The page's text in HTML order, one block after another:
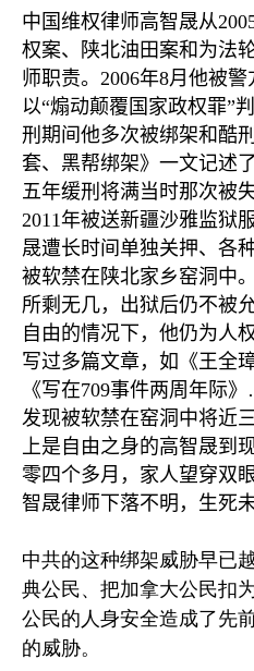
中国维权律师高智晟从
权案、陕北油田案和为法
师职责。 2006年8月他被警
以“煽动颠覆国家政权罪”
刑期间他多次被绑架和酷
套、黑帮绑架》一文记述
五年缓刑将满当时那次被
2011年被送新疆沙雅监狱
晟遭长时间单独关押、各
被软禁在陕北家乡窑洞中
所剩无几，出狱后仍不被
自由的情况下，他仍为人
写过多篇文章，如《王全
《写在709事件两周年际》
发现被软禁在窑洞中将近
上是自由之身的高智晟到
零四个多月，家人望穿双
智晟律师下落不明，生死未
中共的这种绑架威胁早已
典公民、把加拿大公民扣
公民的人身安全造成了先
的威胁。